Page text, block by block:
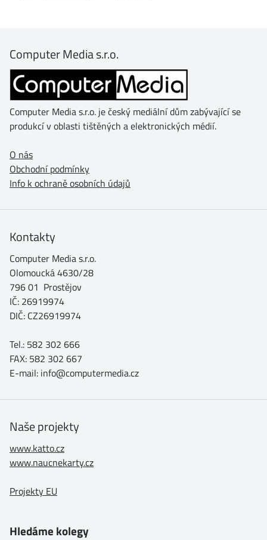
Computer Media s.r.o.
Computer Media s.r.o. je český mediální dům zabývající se
produkcí v oblasti tištěných a elektronických médií.
O nás
Obchodní podmínky
Info k ochraně osobních údajů
Kontakty
Computer Media s.r.o.
Olomoucká 4630/28
796 01 Prostějov
IČ: 26919974
DIČ: CZ26919974
Tel.: 582 302 666
FAX: 582 302 667
E-mail: info@computermedia.cz
Naše projekty
www.katto.cz
www.naucnekarty.cz
Projekty EU
Hledáme kolegy